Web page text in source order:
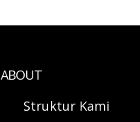
ABOUT
Struktur Kami